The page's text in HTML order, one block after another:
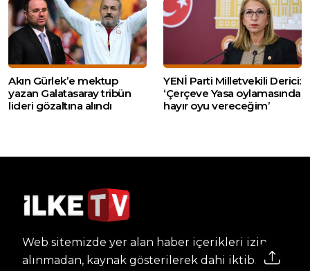
Akın Gürlek’e mektup
yazan Galatasaray tribün
lideri gözaltına alındı
YENİ Parti Milletvekili Derici:
‘Çerçeve Yasa oylamasında
hayır oyu vereceğim’
Web sitemizde yer alan haber içerikleri izin
alınmadan, kaynak gösterilerek dahi iktibas